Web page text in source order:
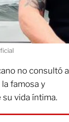
no consultó a
famosa y
vida íntima.